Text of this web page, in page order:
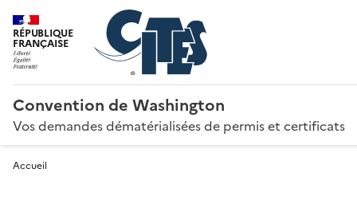
RÉPUBLIQUE
FRANÇAISE
Convention de Washington
Vos demandes dématérialisées de permis et certificats
Accueil